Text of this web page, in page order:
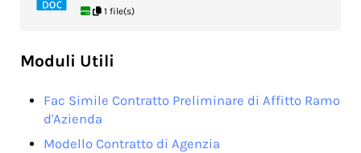
1 file(s)
Moduli Utili
Fac Simile Contratto Preliminare di Affitto Ramo
d'Azienda
Modello Contratto di Agenzia